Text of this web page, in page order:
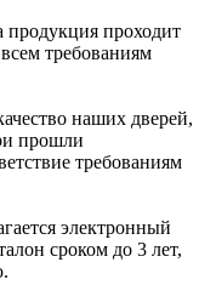
проходит
требованиям
наших дверей,
прошли
требованиям
электронный
сроком до 3 лет,